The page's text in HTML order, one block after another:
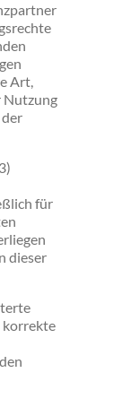
Art,
Nutzung
für
dieser
korrekte